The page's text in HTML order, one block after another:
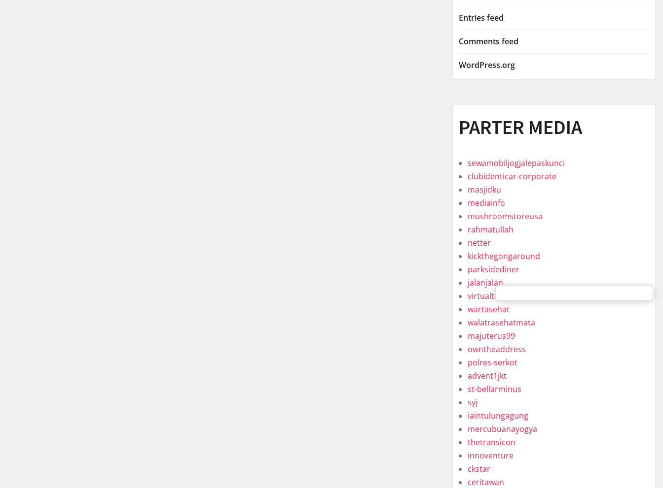
Entries feed
Comments feed
WordPress.org
PARTER MEDIA
sewamobiljogjalepaskunci
clubidenticar-corporate
masjidku
mediainfo
mushroomstoreusa
rahmatullah
netter
kickthegongaround
parksidediner
jalanjalan
virtualteam
wartasehat
walatrasehatmata
majuterus99
owntheaddress
polres-serkot
advent1jkt
st-bellarminus
syj
iaintulungagung
mercubuanayogya
thetransicon
innoventure
ckstar
ceritawan